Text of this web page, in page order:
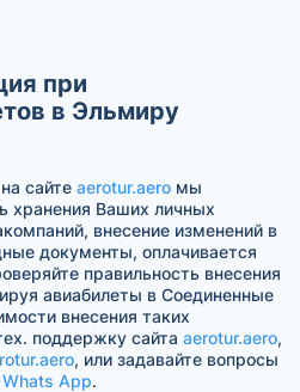
при
в Эльмиру
сайте aerotur.aero мы
хранения Ваших личных
внесение изменений в
документы, оплачивается
правильность внесения
авиабилеты в Соединенные
внесения таких
поддержку сайта aerotur.aero,
, или задавайте вопросы
Whats App.